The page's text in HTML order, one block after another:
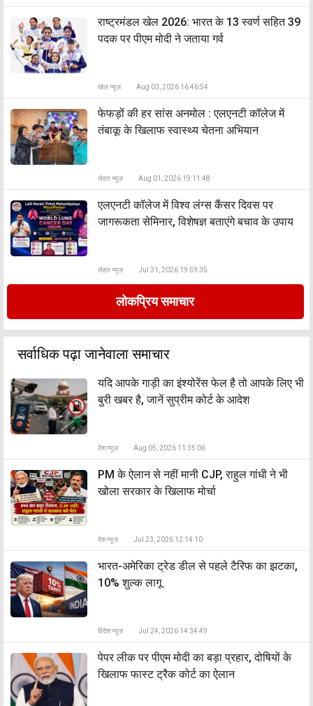
राष्ट्रमंडल खेल 2026: भारत के 13 स्वर्ण सहित 39
पदक पर पीएम मोदी ने जताया गर्व
खेल न्यूज़ Aug 03, 2026 16:46:54
फेफड़ों की हर सांस अनमोल : एलएनटी कॉलेज में
तंबाकू के खिलाफ स्वास्थ्य चेतना अभियान
सेहत न्यूज़ Aug 01, 2026 19:11:48
एलएनटी कॉलेज में विश्व लंग्स कैंसर दिवस पर
जागरूकता सेमिनार, विशेषज्ञ बताएंगे बचाव के उपाय
सेहत न्यूज़ Jul 31, 2026 19:59:35
लोकप्रिय समाचार
सर्वाधिक पढ़ा जानेवाला समाचार
यदि आपके गाड़ी का इंश्योरेंस फेल है तो आपके लिए भी
बुरी खबर है, जानें सुप्रीम कोर्ट के आदेश
देश न्यूज़ Aug 05, 2026 11:35:06
PM के ऐलान से नहीं मानी CJP, राहुल गांधी ने भी
खोला सरकार के खिलाफ मोर्चा
देश न्यूज़ Jul 23, 2026 12:14:10
भारत-अमेरिका ट्रेड डील से पहले टैरिफ का झटका,
10% शुल्क लागू
विदेश न्यूज़ Jul 24, 2026 14:34:49
पेपर लीक पर पीएम मोदी का बड़ा प्रहार, दोषियों के
खिलाफ फास्ट ट्रैक कोर्ट का ऐलान